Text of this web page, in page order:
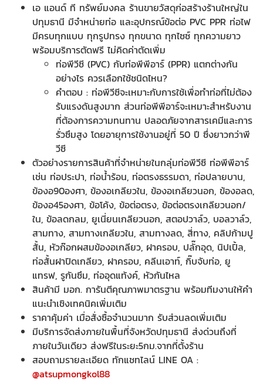
เอ แอนด์ ที ทรัพย์มงคล ร้านขายวัสดุก่อสร้างร้านใหญ่ใน
ปทุมธานี มีจำหน่ายท่อ และอุปกรณ์ข้อต่อ PVC PPR ท่อไฟ
มีครบทุกแบบ ทุกรูปทรง ทุกขนาด ทุกไซซ์ ทุกความยาว
พร้อมบริการตัดฟรี ไม่คิดค่าตัดเพิ่ม
ท่อพีวีซี (PVC) กับท่อพีพีอาร์ (PPR) แตกต่างกัน
อย่างไร ควรเลือกใช้ชนิดไหน?
คำตอบ : ท่อพีวีซีจะเหมาะกับการใช้เพื่อทำท่อที่ไม่ต้อง
รับแรงดันสูงมาก ส่วนท่อพีพีอาร์จะเหมาะสำหรับงาน
ที่ต้องการความทนทาน ปลอดภัยจากสารเคมีและการ
รั่วซึมสูง โดยอายุการใช้งานอยู่ที่ 50 ปี ซึ่งยาวกว่าพี
วีซี
ตัวอย่างรายการสินค้าที่จำหน่ายในกลุ่มท่อพีวีซี ท่อพีพีอาร์
เช่น ท่อประปา, ท่อน้ำร้อน, ท่อตรงธรรมดา, ท่อปลายบาน,
ข้องอ90องศา, ข้องอเกลียวใน, ข้องอเกลียวนอก, ข้องอลด,
ข้องอ45องศา, ข้อโค้ง, ข้อต่อตรง, ข้อต่อตรงเกลียวนอก/
ใน, ข้อลดกลม, ยูเนี่ยนเกลียวนอก, สตอปวาล์ว, บอลวาล์ว,
สามทาง, สามทางเกลียวใน, สามทางลด, สี่ทาง, คลิปก้ามปู
สั้น, หัวก๊อกผสมข้องอเกลียว, ฝาครอบ, ปลั๊กอุด, นิปเปิ้ล,
ท่อสั้นฝาปิดเกลียว, ฝาครอบ, คลีนเอาท์, กิ๊บจับท่อ, ยู
แทรฟ, รูกันซึม, ท่ออุดแท้งค์, หัวกันไหล
สินค้ามี มอก. การันตีคุณภาพมาตรฐาน พร้อมทีมงานให้คำ
แนะนำเชิงเทคนิคเพิ่มเติม
ราคาคุ้มค่า เมื่อสั่งซื้อจำนวนมาก รับส่วนลดเพิ่มเติม
มีบริการจัดส่งภายในพื้นที่จังหวัดปทุมธานี ส่งด่วนถึงที่
ภายในวันเดียว ส่งฟรีในระยะ5กม.จากที่ตั้งร้าน
สอบถามรายละเอียด ทักแชทไลน์ LINE OA :
@atsupmongkol88